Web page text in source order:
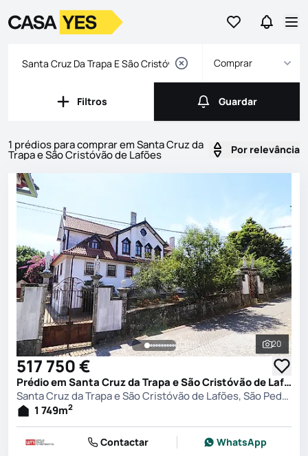
Ir para osIr para
LogoIr para a homepage
Comprar
Filtros
Filtros Guardar
Guardar
1 prédios para comprar em Santa Cruz da
Trapa e São Cristóvão de Lafões Por relevância
Imóveis
Lista de Imóveis
Ver
20
517 750 €
Prédio em Santa Cruz da Trapa e São Cristóvão de Lafões, São Pedro do Sul
Santa Cruz da Trapa e São Cristóvão de Lafões, São Pedro do Sul
1 749m2
Contactar WhatsApp